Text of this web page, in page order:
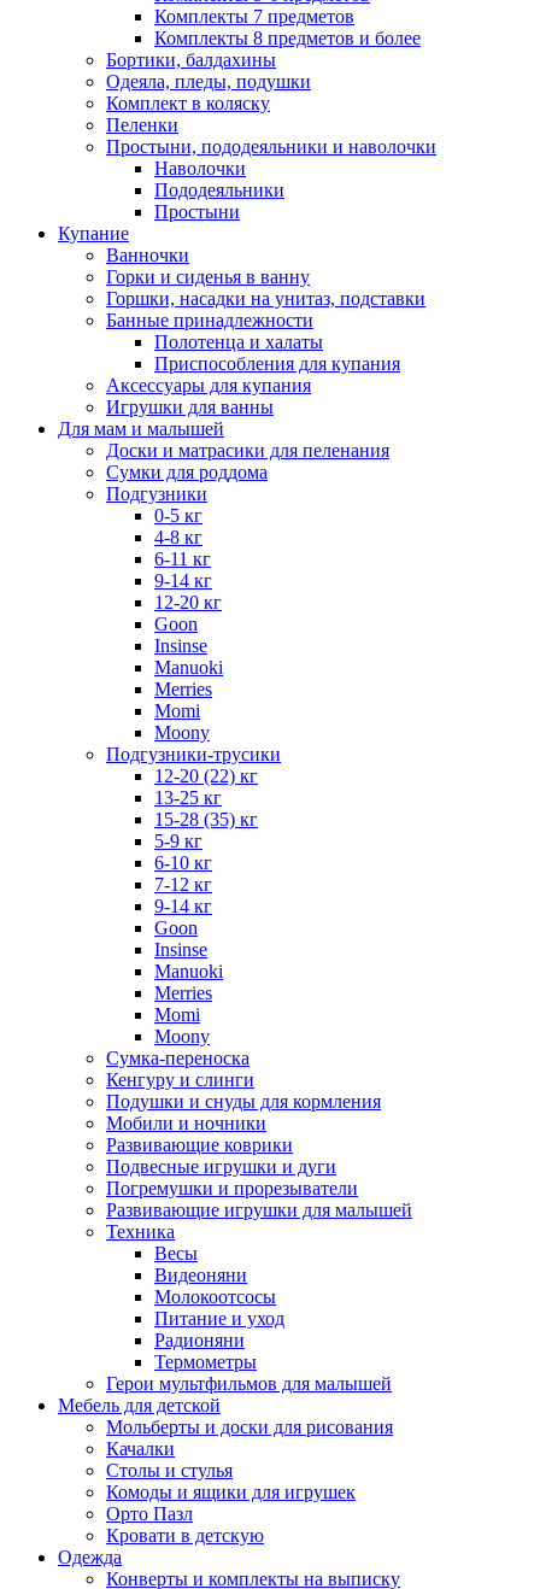
Комплекты 7 предметов
Комплекты 8 предметов и более
Бортики, балдахины
Одеяла, пледы, подушки
Комплект в коляску
Пеленки
Простыни, пододеяльники и наволочки
Наволочки
Пододеяльники
Простыни
Купание
Ванночки
Горки и сиденья в ванну
Горшки, насадки на унитаз, подставки
Банные принадлежности
Полотенца и халаты
Приспособления для купания
Аксессуары для купания
Игрушки для ванны
Для мам и малышей
Доски и матрасики для пеленания
Сумки для роддома
Подгузники
0-5 кг
4-8 кг
6-11 кг
9-14 кг
12-20 кг
Goon
Insinse
Manuoki
Merries
Momi
Moony
Подгузники-трусики
12-20 (22) кг
13-25 кг
15-28 (35) кг
5-9 кг
6-10 кг
7-12 кг
9-14 кг
Goon
Insinse
Manuoki
Merries
Momi
Moony
Сумка-переноска
Кенгуру и слинги
Подушки и снуды для кормления
Мобили и ночники
Развивающие коврики
Подвесные игрушки и дуги
Погремушки и прорезыватели
Развивающие игрушки для малышей
Техника
Весы
Видеоняни
Молокоотсосы
Питание и уход
Радионяни
Термометры
Герои мультфильмов для малышей
Мебель для детской
Мольберты и доски для рисования
Качалки
Столы и стулья
Комоды и ящики для игрушек
Орто Пазл
Кровати в детскую
Одежда
Конверты и комплекты на выписку